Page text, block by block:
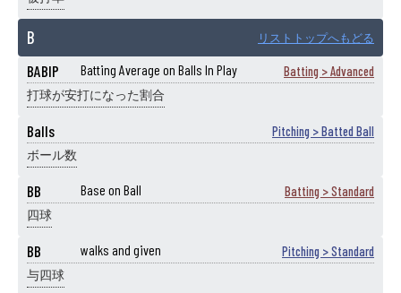
B リストトップへもどる
BABIP Batting Average on Balls In Play Batting > Advanced
打球が安打になった割合
Balls Pitching > Batted Ball
ボール数
BB Base on Ball Batting > Standard
四球
BB walks and given Pitching > Standard
与四球